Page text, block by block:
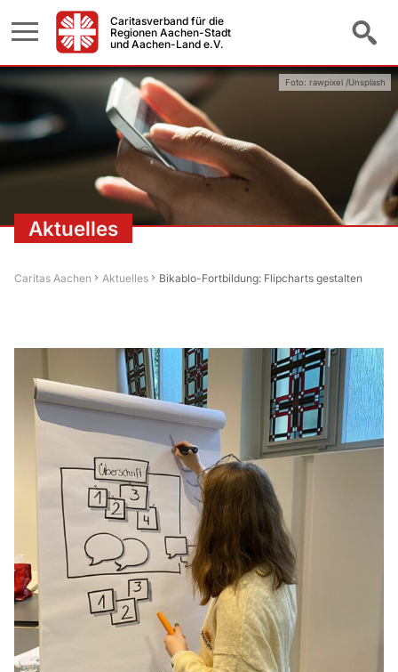
Caritasverband für die
Regionen Aachen-Stadt
und Aachen-Land e.V.
Aktuelles
Foto: rawpixel /Unsplash
Caritas Aachen Aktuelles Bikablo-Fortbildung: Flipcharts gestalten